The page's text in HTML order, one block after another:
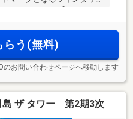
2
6分、直線約2.3km圏(N)・
らう(無料)
のお問い合わせページへ移動します
島 ザ タワー 第2期3次